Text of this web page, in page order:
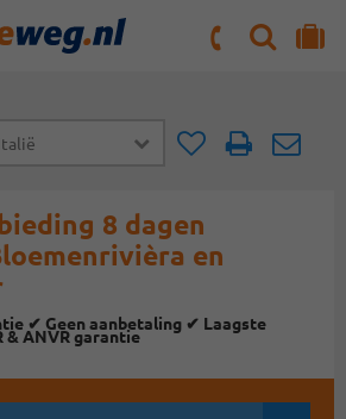
ZOEKENNAAR 'MIJN REIS' OMGEVING
Doorsturen
8 dagen
en
✔ Geen aanbetaling ✔ Laagste
& ANVR garantie